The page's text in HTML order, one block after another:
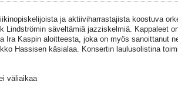
ja aktiiviharrastajista koostuva
Lindströmin säveltämiä jazziskelmiä. Kappaleet
Ira Kaspin aloitteesta, joka on myös sanoittanut
Hassisen käsialaa. Konsertin laulusolistina
väliaikaa